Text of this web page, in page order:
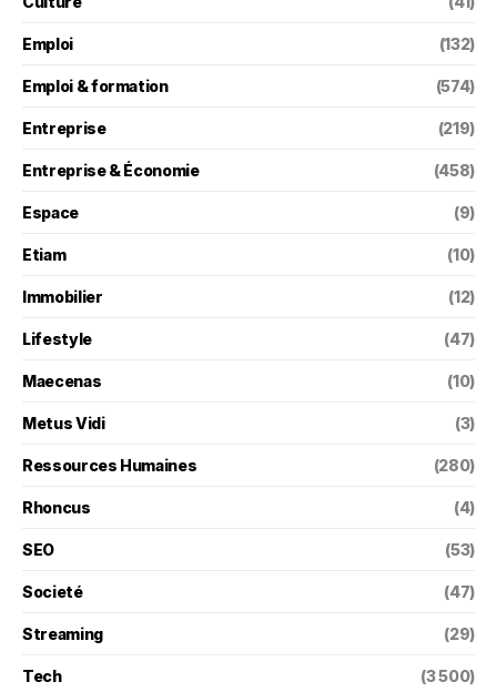
Emploi (132)
Emploi & formation (574)
Entreprise (219)
Entreprise & Économie (458)
Espace (9)
Etiam (10)
Immobilier (12)
Lifestyle (47)
Maecenas (10)
Metus Vidi (3)
Ressources Humaines (280)
Rhoncus (4)
SEO (53)
Societé (47)
Streaming (29)
Tech (3 500)